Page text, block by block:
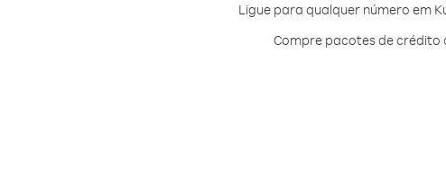
Ligue para qualquer número em
Compre pacotes de crédito